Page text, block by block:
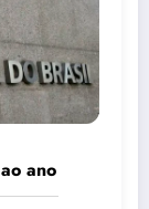
ano